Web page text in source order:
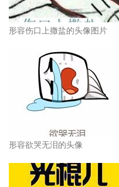
形容伤口上撒盐的头像图片
形容欲哭无泪的头像